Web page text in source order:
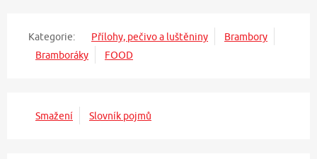
Kategorie: Přílohy, pečivo a luštěniny
Brambory
Bramboráky
FOOD
Smažení Slovník pojmů